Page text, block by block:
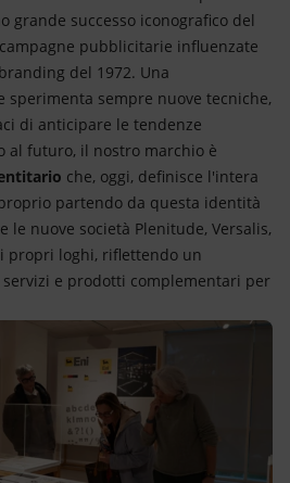
grande successo iconografico del
pubblicitarie influenzate
del 1972. Una
sperimenta sempre nuove tecniche,
di anticipare le tendenze
al futuro, il nostro marchio è
che, oggi, definisce l'intera
partendo da questa identità
le nuove società Plenitude, Versalis,
propri loghi, riflettendo un
e prodotti complementari per